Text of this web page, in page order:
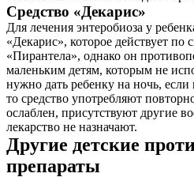
Средство «Декарис»
Для лечения энтеробиоза у
«Декарис», которое действует по
«Пирантела», однако он
маленьким детям, которым не
нужно дать ребенку на ночь, если
то средство употребляют
ослаблен, присутствуют другие
лекарство не назначают.
Другие детские
препараты